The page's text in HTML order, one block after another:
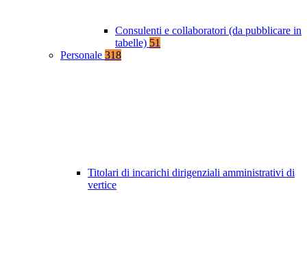
Consulenti e collaboratori (da pubblicare in
tabelle) 51
Personale 318
Titolari di incarichi dirigenziali amministrativi di
vertice